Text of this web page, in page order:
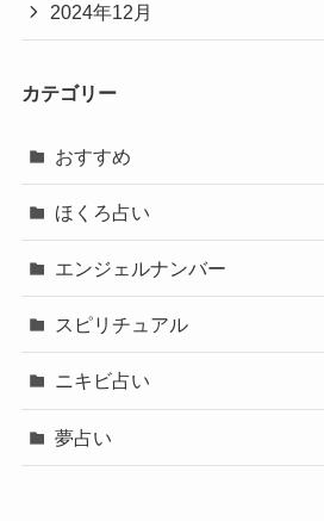
2024年12月
カテゴリー
おすすめ
ほくろ占い
エンジェルナンバー
スピリチュアル
ニキビ占い
夢占い